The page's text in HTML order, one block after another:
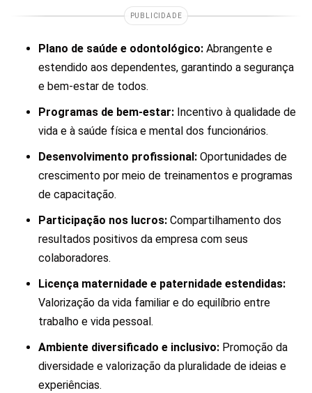
PUBLICIDADE
Plano de saúde e odontológico: Abrangente e
estendido aos dependentes, garantindo a segurança
e bem-estar de todos.
Programas de bem-estar: Incentivo à qualidade de
vida e à saúde física e mental dos funcionários.
Desenvolvimento profissional: Oportunidades de
crescimento por meio de treinamentos e programas
de capacitação.
Participação nos lucros: Compartilhamento dos
resultados positivos da empresa com seus
colaboradores.
Licença maternidade e paternidade estendidas:
Valorização da vida familiar e do equilíbrio entre
trabalho e vida pessoal.
Ambiente diversificado e inclusivo: Promoção da
diversidade e valorização da pluralidade de ideias e
experiências.